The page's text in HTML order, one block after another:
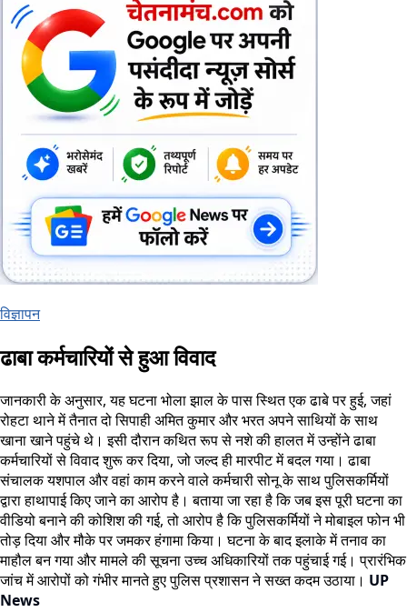
विज्ञापन
ढाबा कर्मचारियों से हुआ विवाद
जानकारी के अनुसार, यह घटना भोला झाल के पास स्थित एक ढाबे पर हुई, जहां
रोहटा थाने में तैनात दो सिपाही अमित कुमार और भरत अपने साथियों के साथ
खाना खाने पहुंचे थे। इसी दौरान कथित रूप से नशे की हालत में उन्होंने ढाबा
कर्मचारियों से विवाद शुरू कर दिया, जो जल्द ही मारपीट में बदल गया। ढाबा
संचालक यशपाल और वहां काम करने वाले कर्मचारी सोनू के साथ पुलिसकर्मियों
द्वारा हाथापाई किए जाने का आरोप है। बताया जा रहा है कि जब इस पूरी घटना का
वीडियो बनाने की कोशिश की गई, तो आरोप है कि पुलिसकर्मियों ने मोबाइल फोन भी
तोड़ दिया और मौके पर जमकर हंगामा किया। घटना के बाद इलाके में तनाव का
माहौल बन गया और मामले की सूचना उच्च अधिकारियों तक पहुंचाई गई। प्रारंभिक
जांच में आरोपों को गंभीर मानते हुए पुलिस प्रशासन ने सख्त कदम उठाया। UP
News